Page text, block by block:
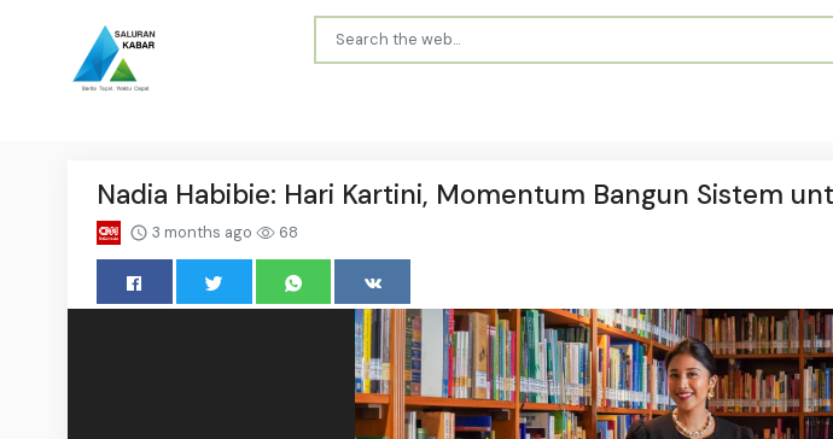
Nadia Habibie: Hari Kartini, Momentum Bangun Sistem
3 months ago 68